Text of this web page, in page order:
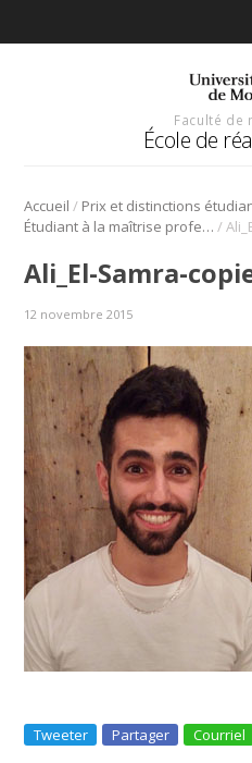
Faculté de
École de
Accueil / Prix et distinctions
Étudiant à la maîtrise professionnelle en ergothérapie présente au congrès de l’ International Society for the Study of Personality Disorders, ISSPD. /
Ali_El-Samra-
12 novembre 2015
Tweeter Partager Courriel